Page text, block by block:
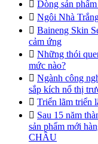
 Dòng sản
 Ngôi Nhà
 Baineng Skin
cảm ứng
 Những thói
mức nào?
 Ngành công
sắp kích nổ thị
 Triển lãm triển
 Sau 15 năm
sản phẩm mới
CHÂU